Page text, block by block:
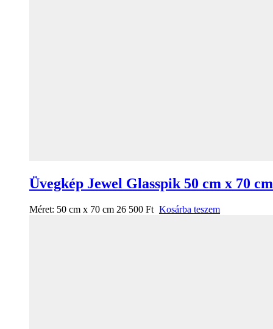
Üvegkép Jewel Glasspik 50 cm x 70 cm
Méret: 50 cm x 70 cm 26 500 Ft Kosárba teszem